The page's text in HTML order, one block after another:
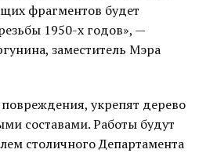
фрагментов будет
1950-х годов», —
заместитель Мэра
укрепят дерево
составами. Работы будут
столичного Департамента